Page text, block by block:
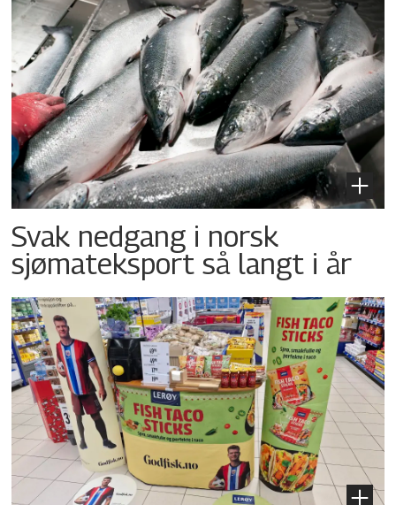
Svak nedgang i norsk
sjømateksport så langt i år